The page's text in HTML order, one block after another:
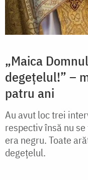
„Maica
degețelul!” –
patru ani
Au avut loc trei
respectiv însă nu
era negru. Toate
degețelul.